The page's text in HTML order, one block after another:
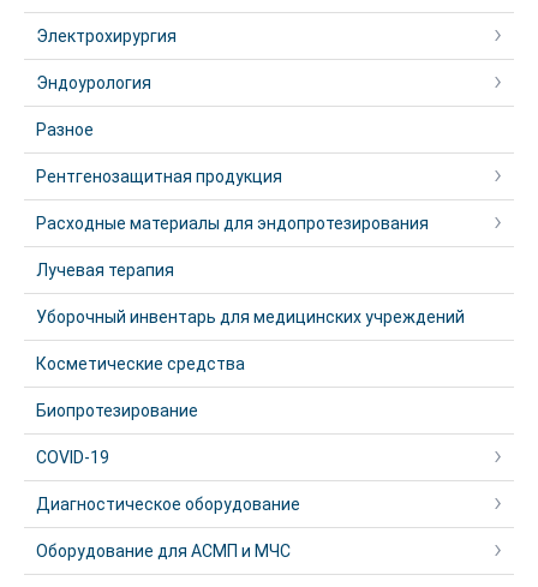
Электрохирургия
Эндоурология
Разное
Рентгенозащитная продукция
Расходные материалы для эндопротезирования
Лучевая терапия
Уборочный инвентарь для медицинских учреждений
Косметические средства
Биопротезирование
COVID-19
Диагностическое оборудование
Оборудование для АСМП и МЧС